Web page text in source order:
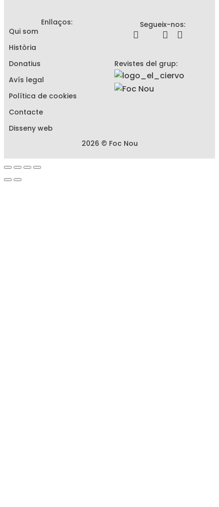
Enllaços:
Qui som
Història
Donatius
Avís legal
Política de cookies
Contacte
Disseny web
Segueix-nos:
Revistes del grup:
2026 © Foc Nou